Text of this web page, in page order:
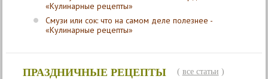
«Кулинарные рецепты»
Смузи или сок: что на самом деле полезнее -
«Кулинарные рецепты»
ПРАЗДНИЧНЫЕ РЕЦЕПТЫ ( все статьи )